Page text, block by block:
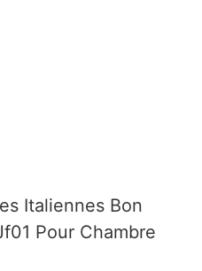
Italiennes Bon
Pour Chambre